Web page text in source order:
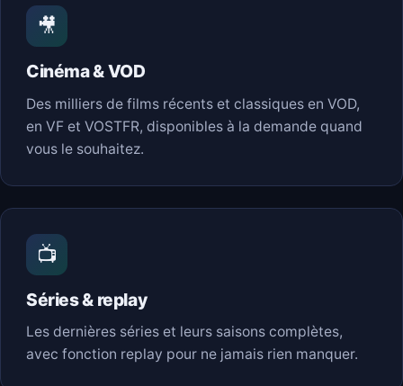
🎥
Cinéma & VOD
Des milliers de films récents et classiques en VOD,
en VF et VOSTFR, disponibles à la demande quand
vous le souhaitez.
📺
Séries & replay
Les dernières séries et leurs saisons complètes,
avec fonction replay pour ne jamais rien manquer.